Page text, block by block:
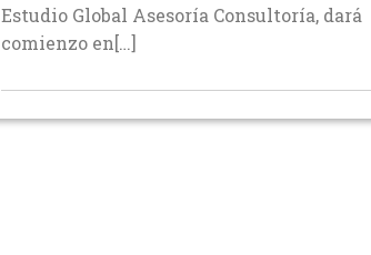
Estudio Global Asesoría Consultoría, dará
comienzo en[…]